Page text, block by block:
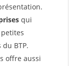
qui
BTP.
offre aussi